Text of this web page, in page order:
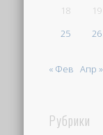
18
19
25
26
« Фев Апр »
Рубрики